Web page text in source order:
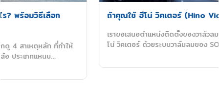
ถ้าคุณใช้ ฮีโน่ วิคเตอร์ (Hino Victor) อยู่ ดูนี่เลยครับ
เราขอเสนอตำแหน่งติดตั้งของวาล์วลม ตามจุดต่างๆ ของหัวรถ ฮี
โน่ วิคเตอร์ ด้วยระบบวาล์มลมของ SORL…